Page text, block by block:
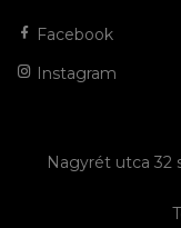
Facebook
Instagram
Nagyrét utca 32